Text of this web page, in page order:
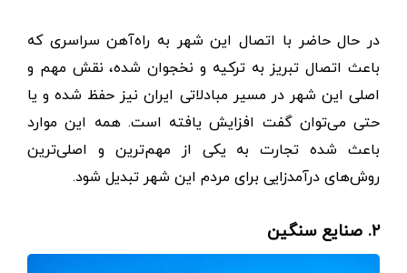
در حال حاضر با اتصال این شهر به راه‌آهن سراسری که
باعث اتصال تبریز به ترکیه و نخجوان شده، نقش مهم و
اصلی این شهر در مسیر مبادلاتی ایران نیز حفظ شده و یا
حتی می‌توان گفت افزایش یافته است. همه این موارد
باعث شده تجارت به یکی از مهم‌ترین و اصلی‌ترین
روش‌های درآمدزایی برای مردم این شهر تبدیل شود.
۲. صنایع سنگین